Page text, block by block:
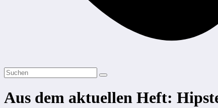
Aus dem aktuellen Heft: